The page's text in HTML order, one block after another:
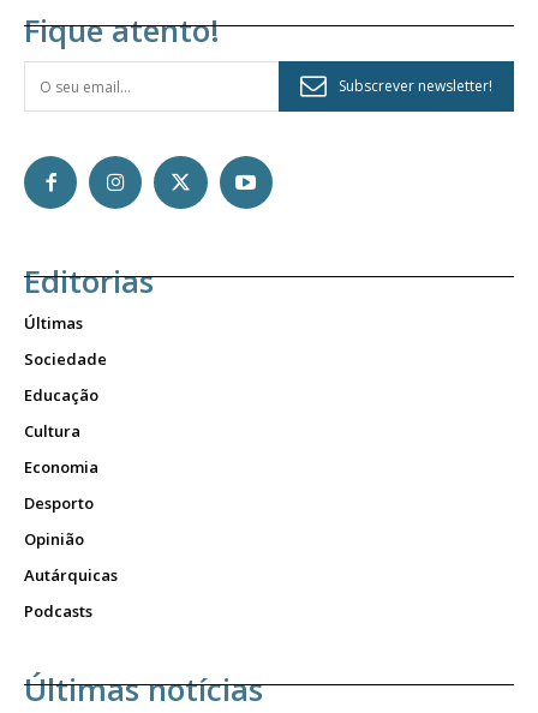
Fique atento!
Subscrever newsletter!
Editorias
Últimas
Sociedade
Educação
Cultura
Economia
Desporto
Opinião
Autárquicas
Podcasts
Últimas notícias